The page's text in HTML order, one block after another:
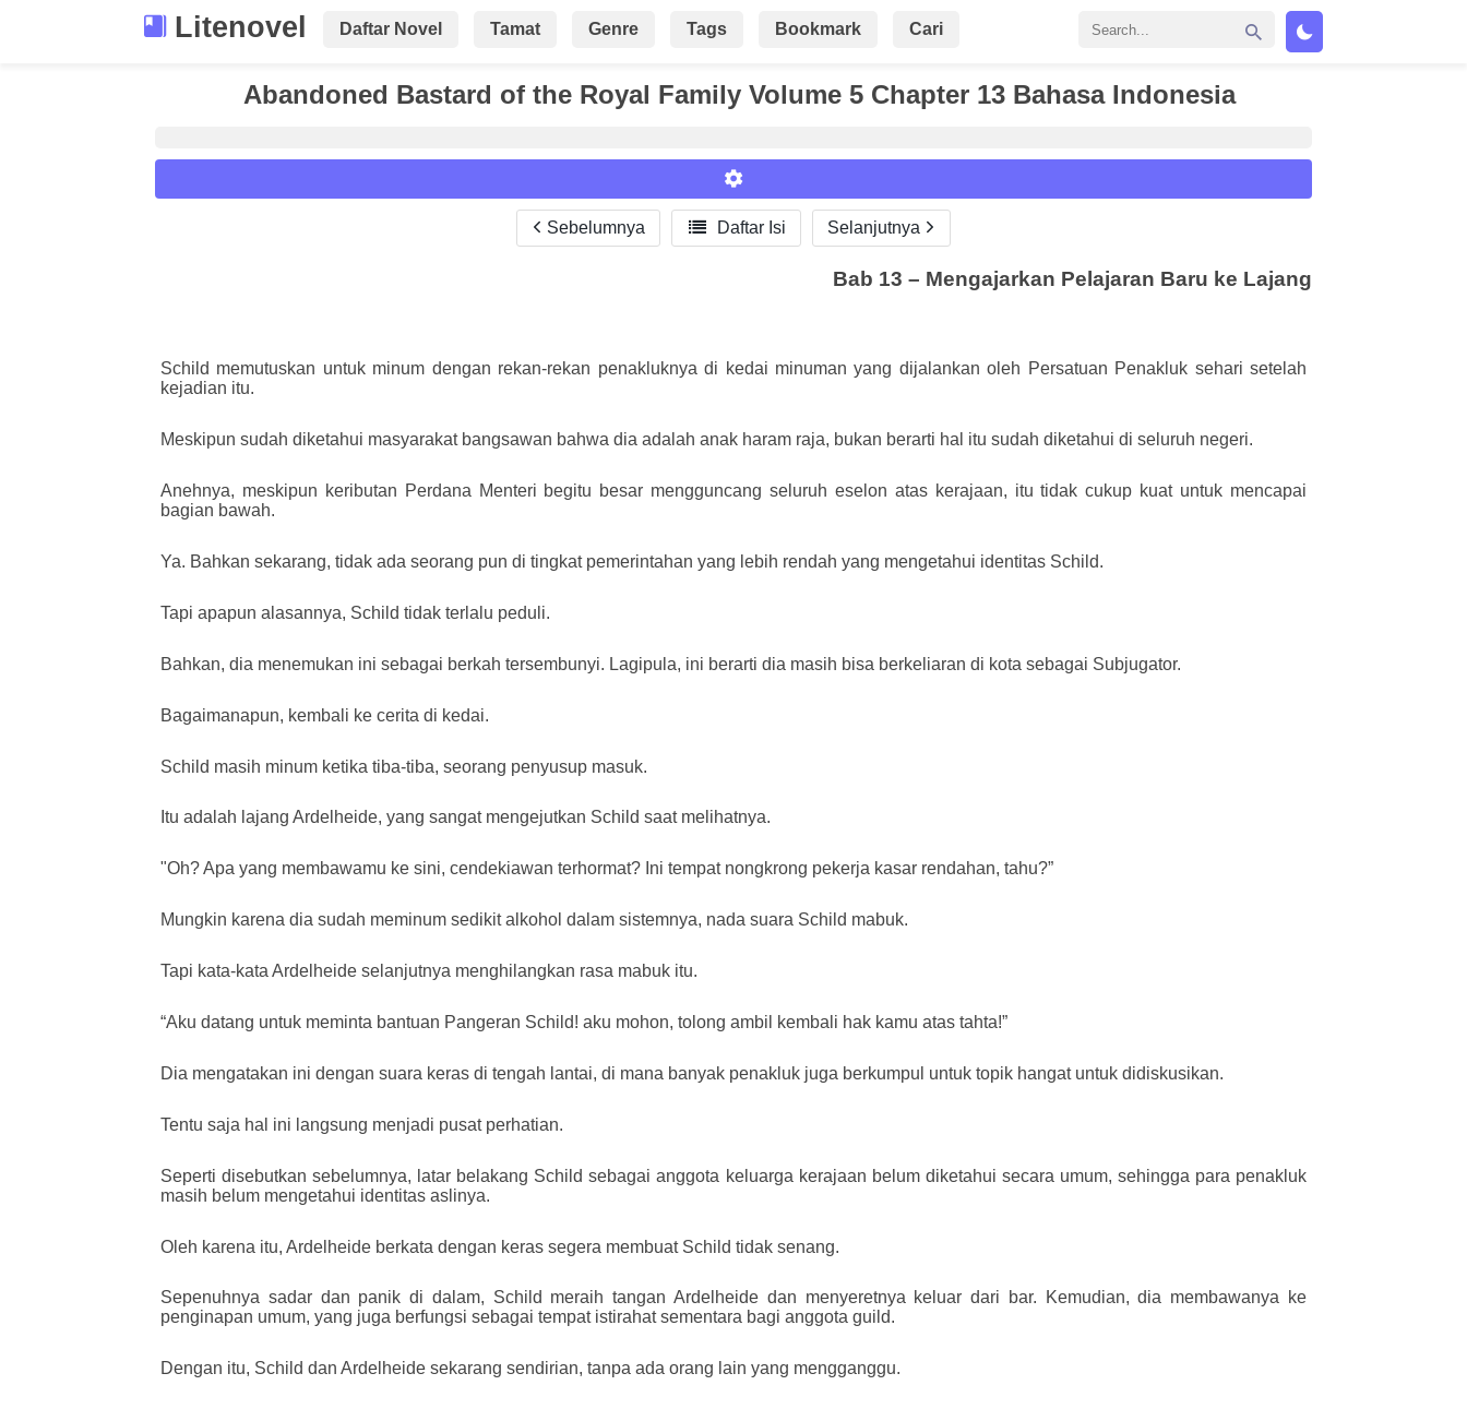
Litenovel Daftar Novel Tamat Genre Tags Bookmark Cari
Abandoned Bastard of the Royal Family Volume 5 Chapter 13 Bahasa Indonesia
A-
16 A+
Sebelumnya  Daftar Isi Selanjutnya
Bab 13 – Mengajarkan Pelajaran Baru ke Lajang
Schild memutuskan untuk minum dengan rekan-rekan penakluknya di kedai minuman yang dijalankan oleh Persatuan Penakluk sehari setelah
kejadian itu.
Meskipun sudah diketahui masyarakat bangsawan bahwa dia adalah anak haram raja, bukan berarti hal itu sudah diketahui di seluruh negeri.
Anehnya, meskipun keributan Perdana Menteri begitu besar mengguncang seluruh eselon atas kerajaan, itu tidak cukup kuat untuk mencapai
bagian bawah.
Ya. Bahkan sekarang, tidak ada seorang pun di tingkat pemerintahan yang lebih rendah yang mengetahui identitas Schild.
Tapi apapun alasannya, Schild tidak terlalu peduli.
Bahkan, dia menemukan ini sebagai berkah tersembunyi. Lagipula, ini berarti dia masih bisa berkeliaran di kota sebagai Subjugator.
Bagaimanapun, kembali ke cerita di kedai.
Schild masih minum ketika tiba-tiba, seorang penyusup masuk.
Itu adalah lajang Ardelheide, yang sangat mengejutkan Schild saat melihatnya.
"Oh? Apa yang membawamu ke sini, cendekiawan terhormat? Ini tempat nongkrong pekerja kasar rendahan, tahu?”
Mungkin karena dia sudah meminum sedikit alkohol dalam sistemnya, nada suara Schild mabuk.
Tapi kata-kata Ardelheide selanjutnya menghilangkan rasa mabuk itu.
“Aku datang untuk meminta bantuan Pangeran Schild! aku mohon, tolong ambil kembali hak kamu atas tahta!”
Dia mengatakan ini dengan suara keras di tengah lantai, di mana banyak penakluk juga berkumpul untuk topik hangat untuk didiskusikan.
Tentu saja hal ini langsung menjadi pusat perhatian.
Seperti disebutkan sebelumnya, latar belakang Schild sebagai anggota keluarga kerajaan belum diketahui secara umum, sehingga para penakluk
masih belum mengetahui identitas aslinya.
Oleh karena itu, Ardelheide berkata dengan keras segera membuat Schild tidak senang.
Sepenuhnya sadar dan panik di dalam, Schild meraih tangan Ardelheide dan menyeretnya keluar dari bar. Kemudian, dia membawanya ke
penginapan umum, yang juga berfungsi sebagai tempat istirahat sementara bagi anggota guild.
Dengan itu, Schild dan Ardelheide sekarang sendirian, tanpa ada orang lain yang mengganggu.